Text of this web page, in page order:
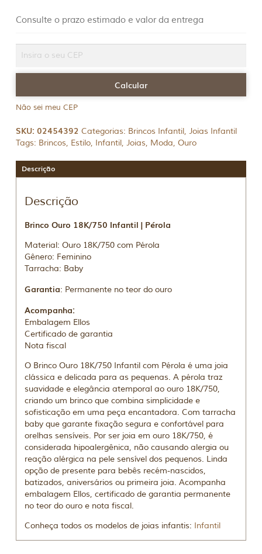
Consulte o prazo estimado e valor da entrega
Não sei meu CEP
SKU:02454392 Categorias: Brincos Infantil,Joias Infantil
Tags: Brincos, Estilo, Infantil,Joias, Moda,Ouro
Descrição
Descrição
Brinco Ouro 18K/750 Infantil | Pérola
Material: Ouro 18K/750 com Pérola
Gênero: Feminino
Tarracha: Baby
Garantia: Permanente no teor do ouro
Acompanha:
Embalagem Ellos
Certificado de garantia
Nota fiscal
O Brinco Ouro 18K/750 Infantil com Pérola é uma joia
clássica e delicada para as pequenas. A pérola traz
suavidade e elegância atemporal ao ouro 18K/750,
criando um brinco que combina simplicidade e
sofisticação em uma peça encantadora. Com tarracha
baby que garante fixação segura e confortável para
orelhas sensíveis. Por ser joia em ouro 18K/750, é
considerada hipoalergênica, não causando alergia ou
reação alérgica na pele sensível dos pequenos. Linda
opção de presente para bebês recém-nascidos,
batizados, aniversários ou primeira joia. Acompanha
embalagem Ellos, certificado de garantia permanente
no teor do ouro e nota fiscal.
Conheça todos os modelos de joias infantis: Infantil